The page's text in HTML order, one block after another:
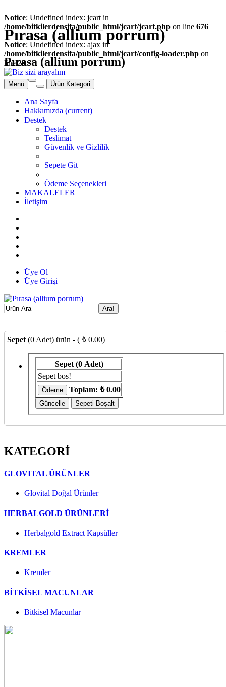
Notice: Undefined index: jcart in
/home/bitkilerdensifa/public_html/jcart/jcart.php on line 676
Notice: Undefined index: ajax in
/home/bitkilerdensifa/public_html/jcart/config-loader.php on
line29
Pırasa (allium porrum)
Pırasa (allium porrum)
Menü Ürün Kategori
Ana Sayfa
Hakkımızda (current)
Destek
Destek
Teslimat
Güvenlik ve Gizlilik
Sepete Git
Ödeme Seçenekleri
MAKALELER
İletişim
Üye Ol
Üye Girişi
Ara!
Sepet (0 Adet) ürün - ( ₺ 0.00)
Sepet (0 Adet)
Toplam: ₺ 0.00
Sepet bos!
KATEGORİ
GLOVITAL ÜRÜNLER
Glovital Doğal Ürünler
HERBALGOLD ÜRÜNLERİ
Herbalgold Extract Kapsüller
KREMLER
Kremler
BİTKİSEL MACUNLAR
Bitkisel Macunlar